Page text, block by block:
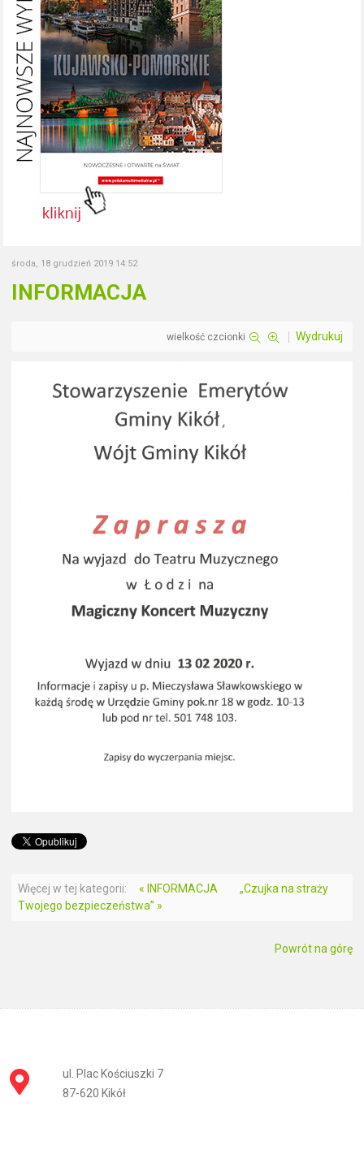
środa, 18 grudzień 2019 14:52
INFORMACJA
wielkość czcionki Wydrukuj
Więcej w tej kategorii: « INFORMACJA
„Czujka na straży
Twojego bezpieczeństwa” »
Powrót na górę
ul. Plac Kościuszki 7
87-620 Kikół